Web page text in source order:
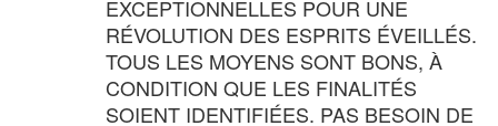
EXCEPTIONNELLES POUR UNE
RÉVOLUTION DES ESPRITS ÉVEILLÉS.
TOUS LES MOYENS SONT BONS, À
CONDITION QUE LES FINALITÉS
SOIENT IDENTIFIÉES. PAS BESOIN DE